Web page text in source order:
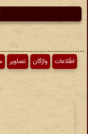
اطّلاعات واژگان تصاویر